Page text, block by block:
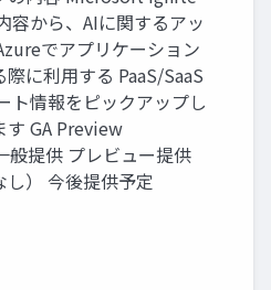
容から、AIに関するアッ
でアプリケーション
に利用する PaaS/SaaS
ト情報をピックアップし
す GA Preview
提供 プレビュー提供
し） 今後提供予定